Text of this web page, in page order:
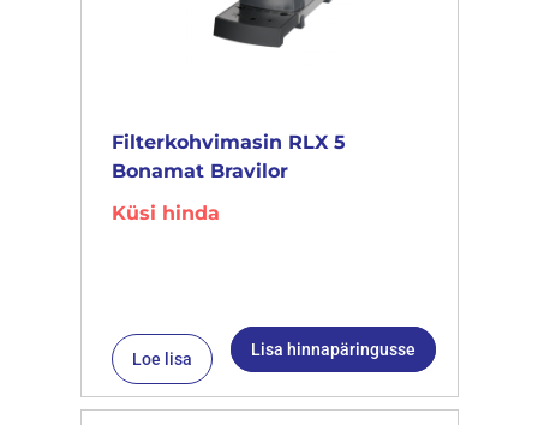
Filterkohvimasin RLX 5
Bonamat Bravilor
Küsi hinda
Loe lisa Lisa hinnapäringusse